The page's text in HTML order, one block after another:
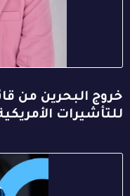
خروج البحرين من
للتأشيرات